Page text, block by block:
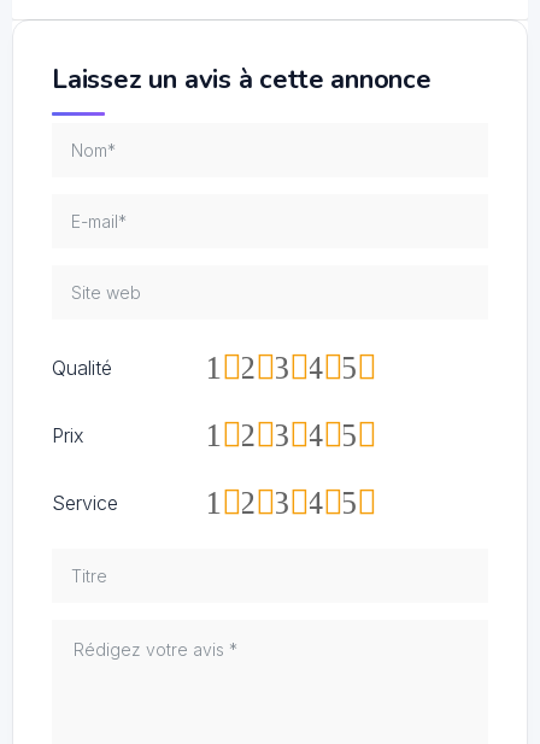
Laissez un avis à cette annonce
Qualité 5
4
3
2
1
Prix 5
4
3
2
1
Service 5
4
3
2
1